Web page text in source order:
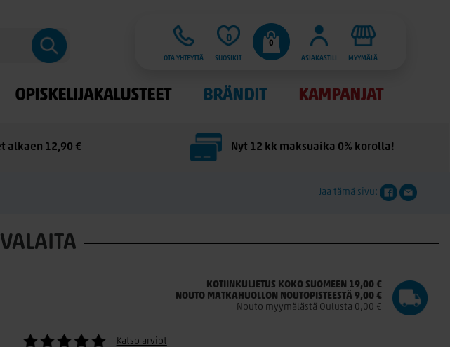
OTA YHTEYTTÄ
0
SUOSIKIT
0
ASIAKASTILI
MYYMÄLÄ
OPISKELIJAKALUSTEET BRÄNDIT KAMPANJAT
alkaen 12,90 € Nyt 12 kk maksuaika 0% korolla!
Jaa tämä sivu:
KOTIINKULJETUS KOKO SUOMEEN 19,00 €
NOUTO MATKAHUOLLON NOUTOPISTEESTÄ 9,00 €
Nouto myymälästä Oulusta 0,00 €
Katso arviot